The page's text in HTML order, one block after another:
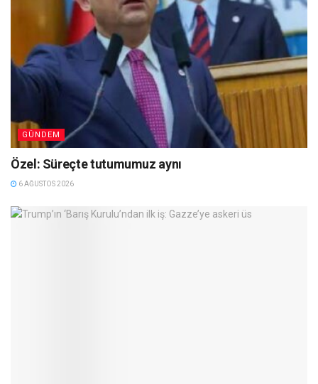
GÜNDEM
Özel: Süreçte tutumumuz aynı
6 AĞUSTOS 2026